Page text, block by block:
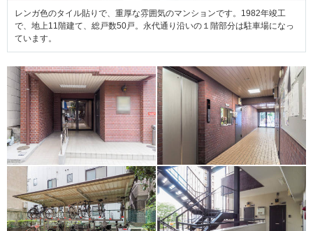
レンガ色のタイル貼りで、重厚な雰囲気のマンションです。1982年竣工
で、地上11階建て、総戸数50戸。永代通り沿いの１階部分は駐車場になっ
ています。